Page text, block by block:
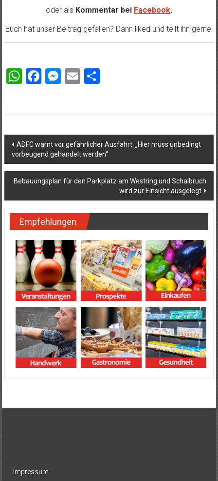
oder als Kommentar bei Facebook.
Euch hat unser Beitrag gefallen? Dann liked und teilt ihn gerne.
WhatsApp
Facebook
Messenger
EmailTeilen
Beitragsnavigation
ADFC warnt vor gefährlicher Ausfahrt: „Hier muss unbedingt
vorbeugend gehandelt werden“
Bebauungsplan für den Parkplatz am Westring und Schalbruch
wird zur Einsicht ausgelegt
Empfehlungen
Impressum